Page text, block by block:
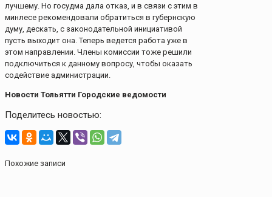
лучшему. Но госудма дала отказ, и в связи с этим в
минлесе рекомендовали обратиться в губернскую
думу, дескать, с законодательной инициативой
пусть выходит она. Теперь ведется работа уже в
этом направлении. Члены комиссии тоже решили
подключиться к данному вопросу, чтобы оказать
содействие администрации.
Новости Тольятти Городские ведомости
Поделитесь новостью:
Похожие записи